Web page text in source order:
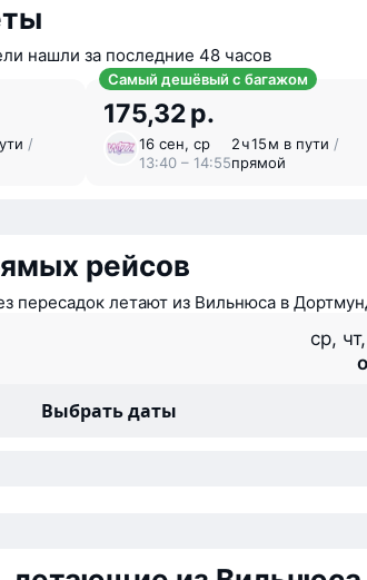
нашли за последние 48 часов
/
Самый дешёвый с багажом
175,32 р.
16 сен, ср
13:40 – 14:55
2 ⁠ч 15 ⁠м в пути /
прямой
рейсов
пересадок летают из Вильнюса в
ср,
Выбрать даты